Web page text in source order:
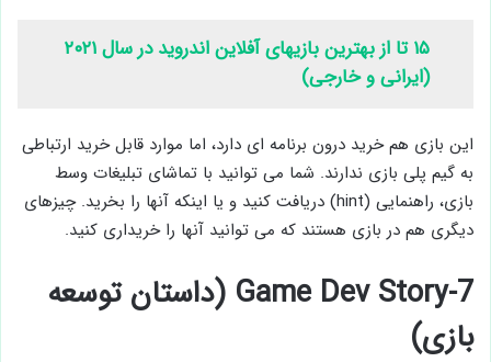
۱۵ تا از بهترین بازیهای آفلاین اندروید در سال ۲۰۲۱
(ایرانی و خارجی)
این بازی هم خرید درون برنامه ای دارد، اما موارد قابل خرید ارتباطی
به گیم پلی بازی ندارند. شما می توانید با تماشای تبلیغات وسط
بازی، راهنمایی (hint) دریافت کنید و یا اینکه آنها را بخرید. چیزهای
دیگری هم در بازی هستند که می توانید آنها را خریداری کنید.
7-Game Dev Story (داستان توسعه
بازی)